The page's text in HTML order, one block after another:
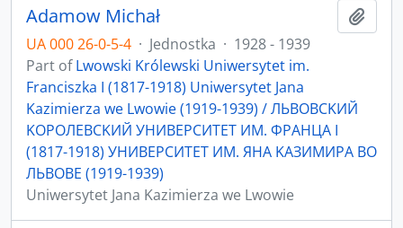
Adamow Michał
UA 000 26-0-5-4 · Jednostka · 1928 - 1939
Part ofLwowski Królewski Uniwersytet im.
Franciszka I (1817-1918) Uniwersytet Jana
Kazimierza we Lwowie (1919-1939) / ЛЬBOBCKИЙ
KOPOЛEBCKИЙ УНИBEPCИTET ИМ. ФPAНЦA I
(1817-1918) УНИBEPCИTET ИМ. ЯНA KAЗИМИPA ВO
ЛЬBOBE (1919-1939)
Uniwersytet Jana Kazimierza we Lwowie